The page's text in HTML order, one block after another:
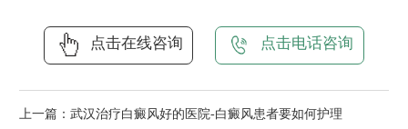
点击在线咨询 点击电话咨询
上一篇： 武汉治疗白癜风好的医院-白癜风患者要如何护理